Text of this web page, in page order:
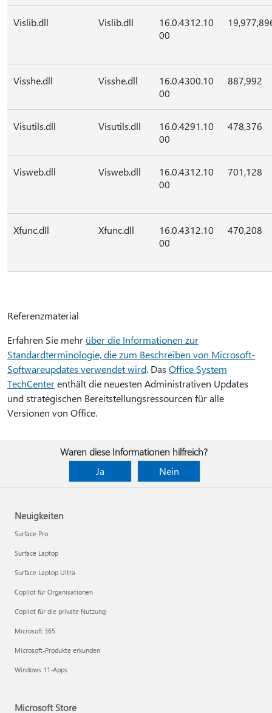
Vislib.dll Vislib.dll
16.0.4312.10
00
Visshe.dll Visshe.dll
16.0.4300.10
00
887,992
Visutils.dll Visutils.dll
16.0.4291.10
00
478,376
Visweb.dll Visweb.dll
16.0.4312.10
00
701,128
Xfunc.dll Xfunc.dll
16.0.4312.10
00
470,208
Referenzmaterial
Erfahren Sie mehr über die Informationen zur
Standardterminologie, die zum Beschreiben von Microsoft-
Softwareupdates verwendet wird. Das Office System
TechCenterenthält die neuesten Administrativen Updates
und strategischen Bereitstellungsressourcen für alle
Versionen von Office.
Waren diese Informationen hilfreich?
Ja
Nein
Neuigkeiten
Surface Pro
Surface Laptop
Surface Laptop Ultra
Copilot für Organisationen
Copilot für die private Nutzung
Microsoft 365
Microsoft-Produkte erkunden
Windows 11-Apps
Microsoft Store